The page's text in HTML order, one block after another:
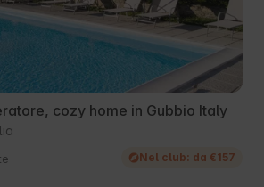
cozy home in Gubbio Italy
Nel club: da €157